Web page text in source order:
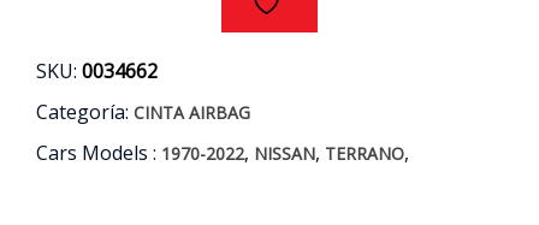
SKU: 0034662
Categoría: CINTA AIRBAG
Cars Models : 1970-2022, NISSAN, TERRANO,